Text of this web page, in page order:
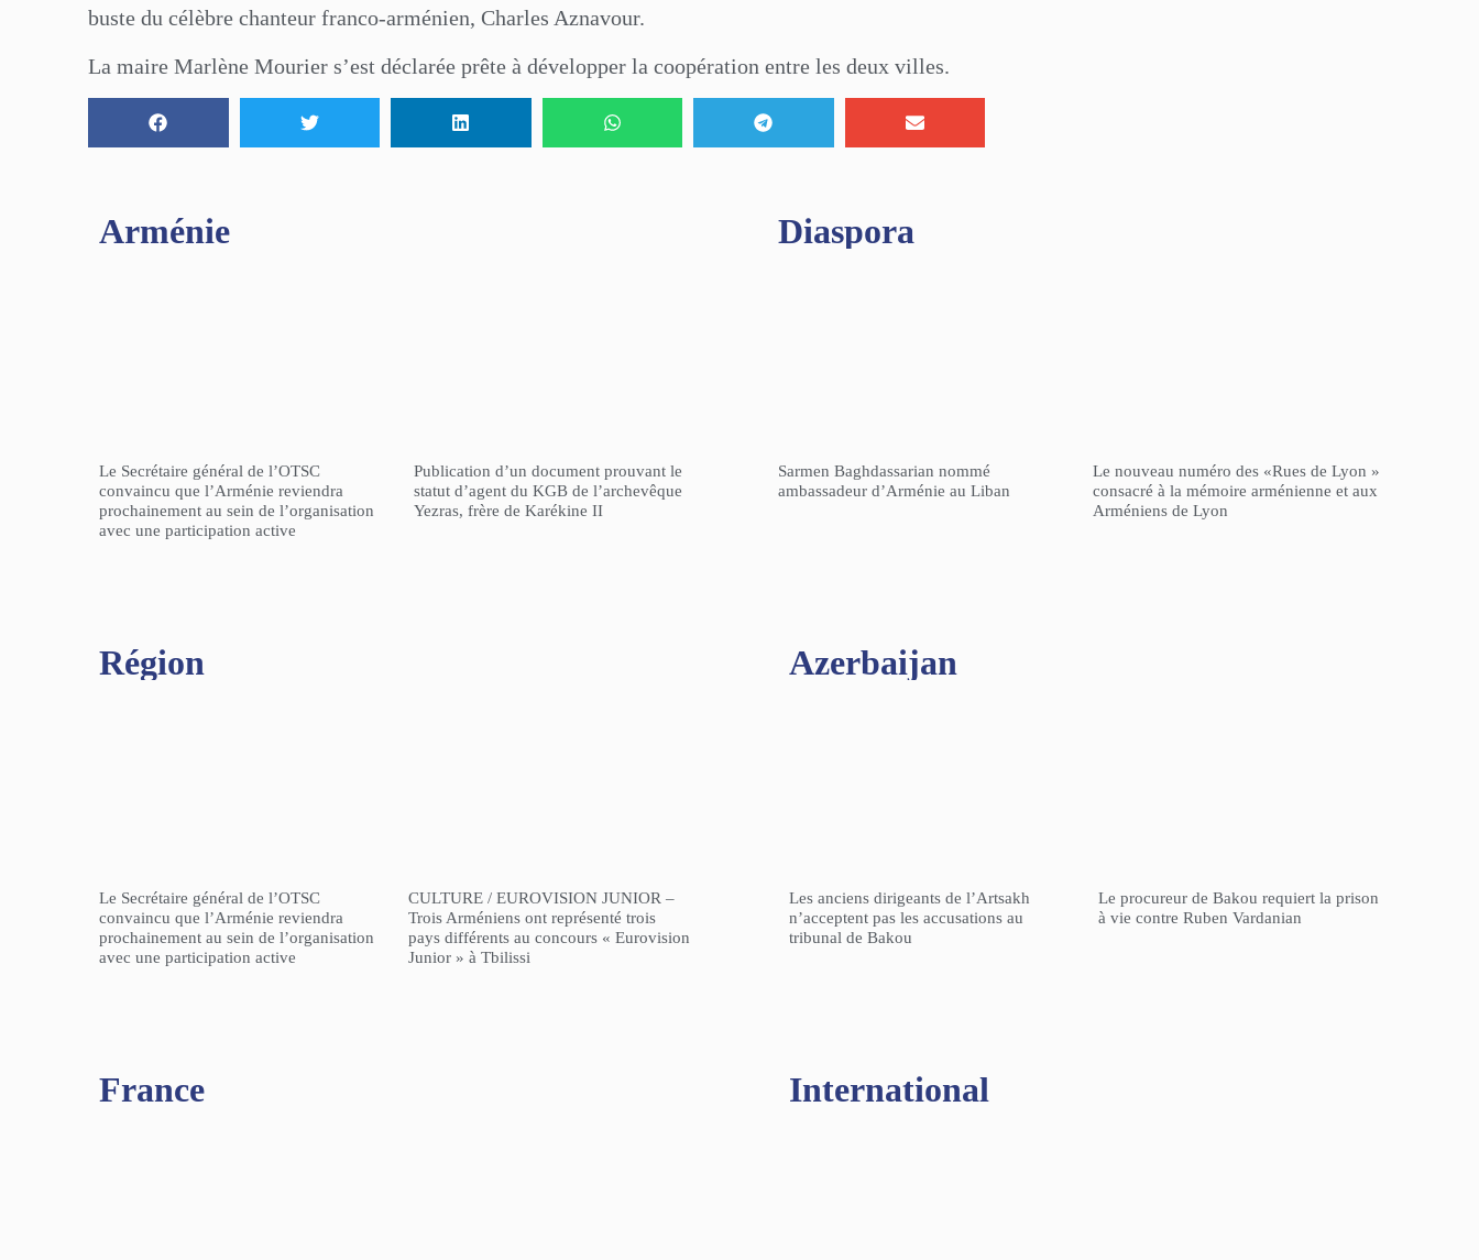
buste du célèbre chanteur franco-arménien, Charles Aznavour.
La maire Marlène Mourier s’est déclarée prête à développer la coopération entre les deux villes.
Arménie
Le Secrétaire général de l’OTSC
convaincu que l’Arménie reviendra
prochainement au sein de l’organisation
avec une participation active
Publication d’un document prouvant le
statut d’agent du KGB de l’archevêque
Yezras, frère de Karékine II
Diaspora
Sarmen Baghdassarian nommé
ambassadeur d’Arménie au Liban
Le nouveau numéro des «Rues de Lyon »
consacré à la mémoire arménienne et aux
Arméniens de Lyon
Région​
Le Secrétaire général de l’OTSC
convaincu que l’Arménie reviendra
prochainement au sein de l’organisation
avec une participation active
CULTURE / EUROVISION JUNIOR –
Trois Arméniens ont représenté trois
pays différents au concours « Eurovision
Junior » à Tbilissi
Azerbaijan
Les anciens dirigeants de l’Artsakh
n’acceptent pas les accusations au
tribunal de Bakou
Le procureur de Bakou requiert la prison
à vie contre Ruben Vardanian
France International